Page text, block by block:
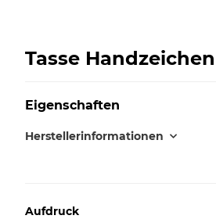
Tasse
Eigenschaften
Herstellerinformationen
Aufdruck